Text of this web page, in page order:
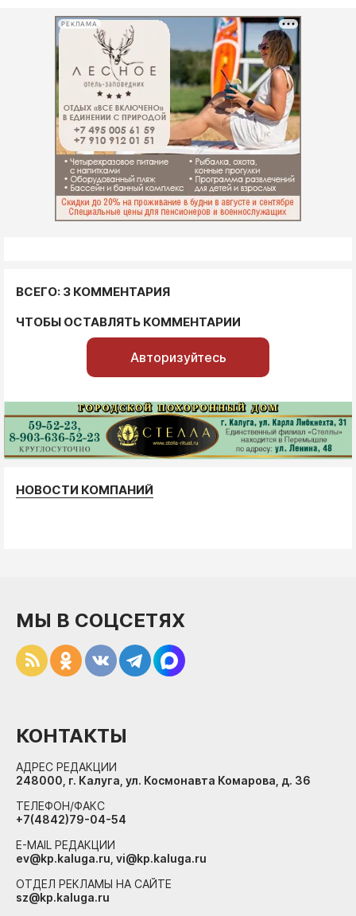
РЕКЛАМА
ВСЕГО: 3 КОММЕНТАРИЯ
ЧТОБЫ ОСТАВЛЯТЬ КОММЕНТАРИИ
Авторизуйтесь
НОВОСТИ КОМПАНИЙ
МЫ В СОЦСЕТЯХ
КОНТАКТЫ
АДРЕС РЕДАКЦИИ
248000, г. Калуга, ул. Космонавта Комарова, д. 36
ТЕЛЕФОН/ФАКС
+7(4842)79-04-54
E-MAIL РЕДАКЦИИ
ev@kp.kaluga.ru, vi@kp.kaluga.ru
ОТДЕЛ РЕКЛАМЫ НА САЙТЕ
sz@kp.kaluga.ru